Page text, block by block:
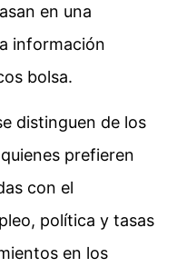
en una
información
bolsa.
distinguen de los
prefieren
con el
política y tasas
en los